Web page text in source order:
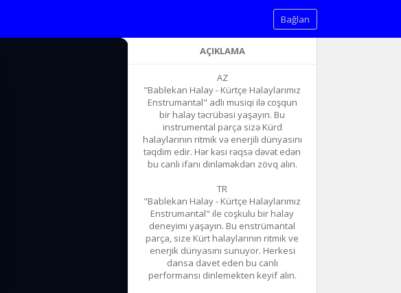
Bağlan
AÇIKLAMA
AZ
"Bablekan Halay - Kürtçe Halaylarımız
Enstrumantal" adlı musiqi ilə coşqun
bir halay təcrübəsi yaşayın. Bu
instrumental parça sizə Kürd
halaylarının ritmik və enerjili dünyasını
təqdim edir. Hər kəsi rəqsə dəvət edən
bu canlı ifanı dinləməkdən zövq alın.
TR
"Bablekan Halay - Kürtçe Halaylarımız
Enstrumantal" ile coşkulu bir halay
deneyimi yaşayın. Bu enstrümantal
parça, size Kürt halaylarının ritmik ve
enerjik dünyasını sunuyor. Herkesi
dansa davet eden bu canlı
performansı dinlemekten keyif alın.